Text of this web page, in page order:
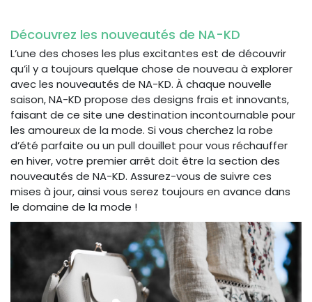
Découvrez les nouveautés de NA-KD
L’une des choses les plus excitantes est de découvrir
qu’il y a toujours quelque chose de nouveau à explorer
avec les nouveautés de NA-KD. À chaque nouvelle
saison, NA-KD propose des designs frais et innovants,
faisant de ce site une destination incontournable pour
les amoureux de la mode. Si vous cherchez la robe
d’été parfaite ou un pull douillet pour vous réchauffer
en hiver, votre premier arrêt doit être la section des
nouveautés de NA-KD. Assurez-vous de suivre ces
mises à jour, ainsi vous serez toujours en avance dans
le domaine de la mode !